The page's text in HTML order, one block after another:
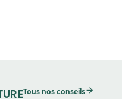
Tous nos conseils